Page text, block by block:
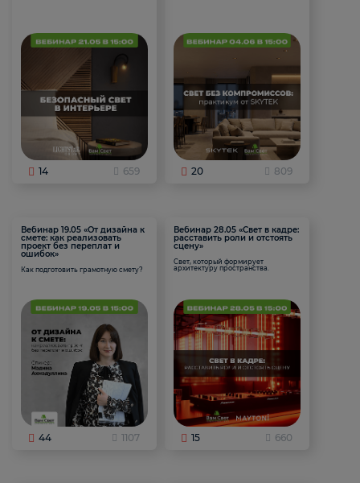
14 659 20 809
Вебинар 19.05 «От дизайна к
смете: как реализовать
проект без переплат и
ошибок»
Как подготовить грамотную смету?
44 1107
Вебинар 28.05 «Свет в кадре:
расставить роли и отстоять
сцену»
Свет, который формирует
архитектуру пространства.
15 660